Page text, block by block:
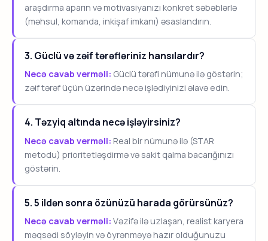
araşdırma aparın və motivasiyanızı konkret səbəblərlə
(məhsul, komanda, inkişaf imkanı) əsaslandırın.
3. Güclü və zəif tərəfləriniz hansılardır?
Necə cavab verməli: Güclü tərəfi nümunə ilə göstərin;
zəif tərəf üçün üzərində necə işlədiyinizi əlavə edin.
4. Təzyiq altında necə işləyirsiniz?
Necə cavab verməli: Real bir nümunə ilə (STAR
metodu) prioritetləşdirmə və sakit qalma bacarığınızı
göstərin.
5. 5 ildən sonra özünüzü harada görürsünüz?
Necə cavab verməli: Vəzifə ilə uzlaşan, realist karyera
məqsədi söyləyin və öyrənməyə hazır olduğunuzu